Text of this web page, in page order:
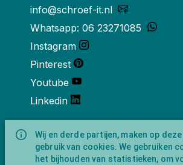
Wij en derde partijen, maken op
gebruik van cookies. We gebruiken
het bijhouden van statistieken, om
info@schroef-it.nl
Whatsapp: 06 23271085
Instagram
Pinterest
Youtube
Linkedin
Over ons
Schroef-it is een handelsnaam